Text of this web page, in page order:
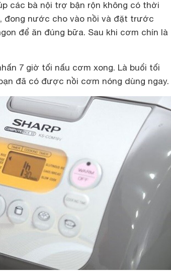
các bà nội trợ bận rộn không có thời
đong nước cho vào nồi và đặt trước
để ăn đúng bữa. Sau khi cơm chín là
7 giờ tối nấu cơm xong. Là buổi tối
đã có được nồi cơm nóng dùng ngay.